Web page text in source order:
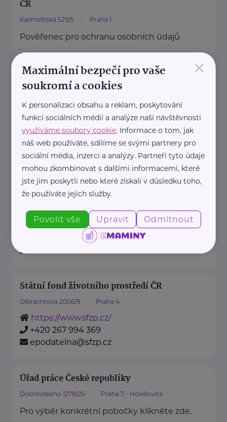
ČR
Karmelitská 529/5 Praha 1
Pověřenec pro ochranu osobních údajů
:
Mgr. Šárka Jílková,
+420 234 811 105, gdpr@msmt.cz
oznamovatelů
: Mgr. ...
https://www.msmt.cz/
+420 234 811 111
posta@msmt.cz
Loretánské náměstí 5 Praha 1 – Hradčany
https://www.mzv.cz/
Státní fond životního prostředí ČR
Olbrachtova 2006/9 Praha 4
https://www.sfzp.cz/
+420 267 994 369
epodatelna@sfzp.cz
Úřad práce České republiky
Dobrovského 1278/25 Praha 7 - Holešovice
Pro výběr konkrétní pobočky klikněte zde.
×
Maximální bezpečí pro vaše
soukromí a cookies
K personalizaci obsahu a reklam, poskytování
funkcí sociálních médií a analýze naší návštěvnosti
využíváme soubory cookie. Informace o tom, jak
náš web používáte, sdílíme se svými partnery pro
sociální média, inzerci a analýzy. Partneři tyto údaje
mohou zkombinovat s dalšími informacemi, které
jste jim poskytli nebo které získali v důsledku toho,
že používáte jejich služby.
Povolit vše Upravit Odmítnout